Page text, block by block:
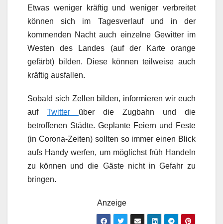
Etwas weniger kräftig und weniger verbreitet
können sich im Tagesverlauf und in der
kommenden Nacht auch einzelne Gewitter im
Westen des Landes (auf der Karte orange
gefärbt) bilden. Diese können teilweise auch
kräftig ausfallen.
Sobald sich Zellen bilden, informieren wir euch
auf Twitter über die Zugbahn und die
betroffenen Städte. Geplante Feiern und Feste
(in Corona-Zeiten) sollten so immer einen Blick
aufs Handy werfen, um möglichst früh Handeln
zu können und die Gäste nicht in Gefahr zu
bringen.
Anzeige